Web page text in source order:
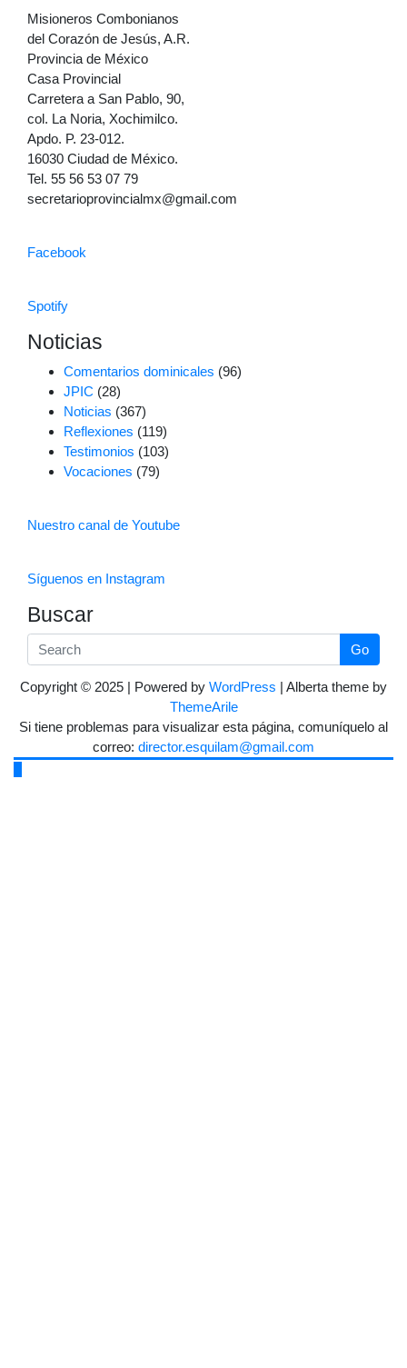
Misioneros Combonianos
del Corazón de Jesús, A.R.
Provincia de México
Casa Provincial
Carretera a San Pablo, 90,
col. La Noria, Xochimilco.
Apdo. P. 23-012.
16030 Ciudad de México.
Tel. 55 56 53 07 79
secretarioprovincialmx@gmail.com
Facebook
Spotify
Noticias
Comentarios dominicales (96)
JPIC (28)
Noticias (367)
Reflexiones (119)
Testimonios (103)
Vocaciones (79)
Nuestro canal de Youtube
Síguenos en Instagram
Buscar
Go
Copyright © 2025 | Powered by WordPress
Alberta theme by
ThemeArile
Si tiene problemas para visualizar esta página, comuníquelo al
correo: director.esquilam@gmail.com